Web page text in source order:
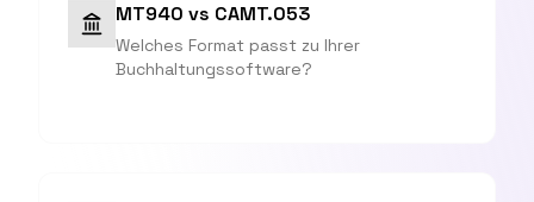
MT940 vs CAMT.053
Welches Format passt zu Ihrer
Buchhaltungssoftware?